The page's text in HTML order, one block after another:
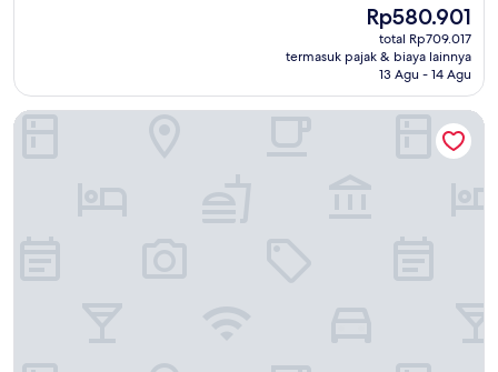
Harga
sekarang
Rp580.901
Rp580.901
total Rp709.017
termasuk pajak & biaya lainnya
13 Agu - 14 Agu
HARRIS Hotel & Conventions Kelapa Gading Jakarta